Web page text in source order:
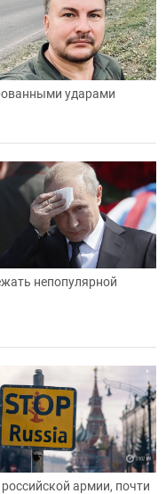
ударами
непопулярной
армии, почти